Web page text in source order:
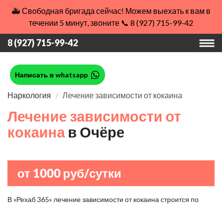
🚑 Свободная бригада сейчас! Можем выехать к вам в
течении 5 минут, звоните 📞 8 (927) 715-99-42
8 (927) 715-99-42
Написать в whatsapp
Наркология Лечение зависимости от кокаина
Лечение зависимости от
кокаина в Очёре
от 1000 руб/сутки
В «Рехаб 365» лечение зависимости от кокаина строится по